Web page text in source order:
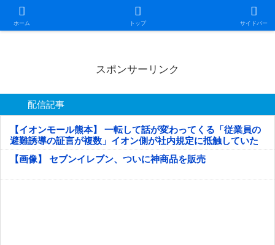
ホーム トップ サイドバー
日本第一！ニュース録
スポンサーリンク
配信記事
【イオンモール熊本】 一転して話が変わってくる「従業員の
避難誘導の証言が複数」イオン側が社内規定に抵触していた
疑い
【画像】 セブンイレブン、ついに神商品を販売